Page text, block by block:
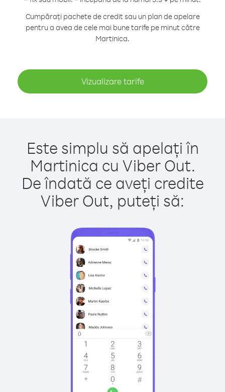
Cumpărați pachete de credit sau un plan de apelare
pentru a avea de cele mai bune tarife pe minut către
Martinica.
Vizualizare tarife
Este simplu să apelați în
Martinica cu Viber Out.
De îndată ce aveți credite
Viber Out, puteți să: